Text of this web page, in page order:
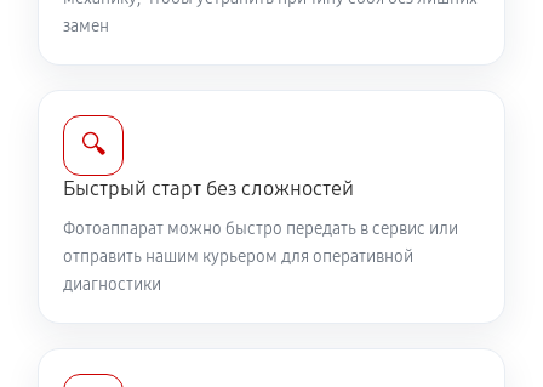
Комплексная чистка фотоаппарата Canon EOS 550D
Программный ремонт фотоаппарата Canon EOS
550D
3340 руб 60 минут
замен
🔍
Быстрый старт без сложностей
Фотоаппарат можно быстро передать в сервис или
отправить нашим курьером для оперативной
диагностики